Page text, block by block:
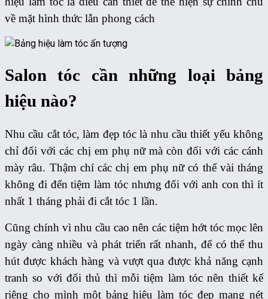
về mặt hình thức lẫn phong cách
Salon tóc cần những loại bảng
hiệu nào?
Nhu cầu cắt tóc, làm đẹp tóc là nhu cầu thiết yếu không
chỉ đối với các chị em phụ nữ mà còn đối với các cánh
mày râu. Thậm chí các chị em phụ nữ có thể vài tháng
không đi đến tiệm làm tóc nhưng đối với anh con thì ít
nhất 1 tháng phải đi cắt tóc 1 lần.
Cũng chính vì nhu cầu cao nên các tiệm hớt tóc mọc lên
ngày càng nhiều và phát triển rất nhanh, để có thể thu
hút được khách hàng và vượt qua được khả năng cạnh
tranh so với đối thủ thì mỗi tiệm làm tóc nên thiết kế
riêng cho mình một bảng hiệu làm tóc đẹp mang nét